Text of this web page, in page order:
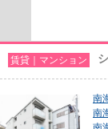
賃貸｜マンション
南
南